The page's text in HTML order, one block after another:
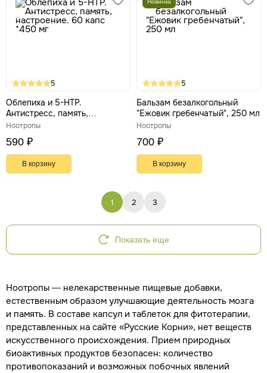
5
Облепиха и 5-НТР.
Антистресс, память,
настроение. 60 капс *450 мг
Ноотропы
590 ₽
В корзину
Новинка
5
Бальзам безалкогольный
"Ежовик гребенчатый", 250 мл
Ноотропы
700 ₽
В корзину
1 2 3
Показать еще
Ноотропы — нелекарственные пищевые добавки,
естественным образом улучшающие деятельность мозга
и память. В составе капсул и таблеток для фитотерапии,
представленных на сайте «Русские Корни», нет веществ
искусственного происхождения. Прием природных
биоактивных продуктов безопасен: количество
противопоказаний и возможных побочных явлений